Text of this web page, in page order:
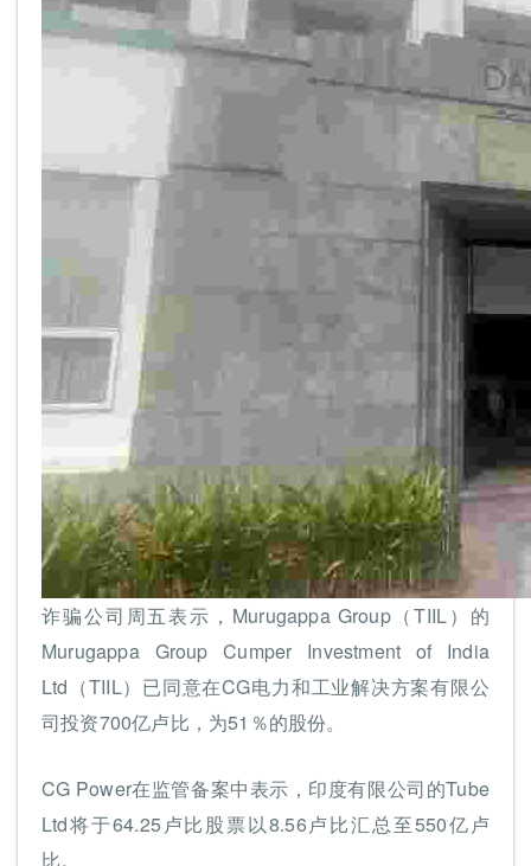
诈骗公司周五表示，Murugappa Group（TIIL）的
Murugappa Group Cumper Investment of India
Ltd（TIIL）已同意在CG电力和工业解决方案有限公
司投资700亿卢比，为51％的股份。
CG Power在监管备案中表示，印度有限公司的Tube
Ltd将于64.25卢比股票以8.56卢比汇总至550亿卢
比。